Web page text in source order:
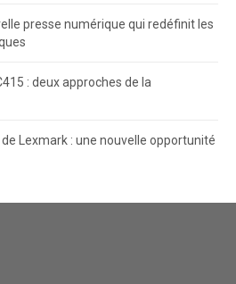
presse numérique qui redéfinit les
: deux approches de la
Lexmark : une nouvelle opportunité